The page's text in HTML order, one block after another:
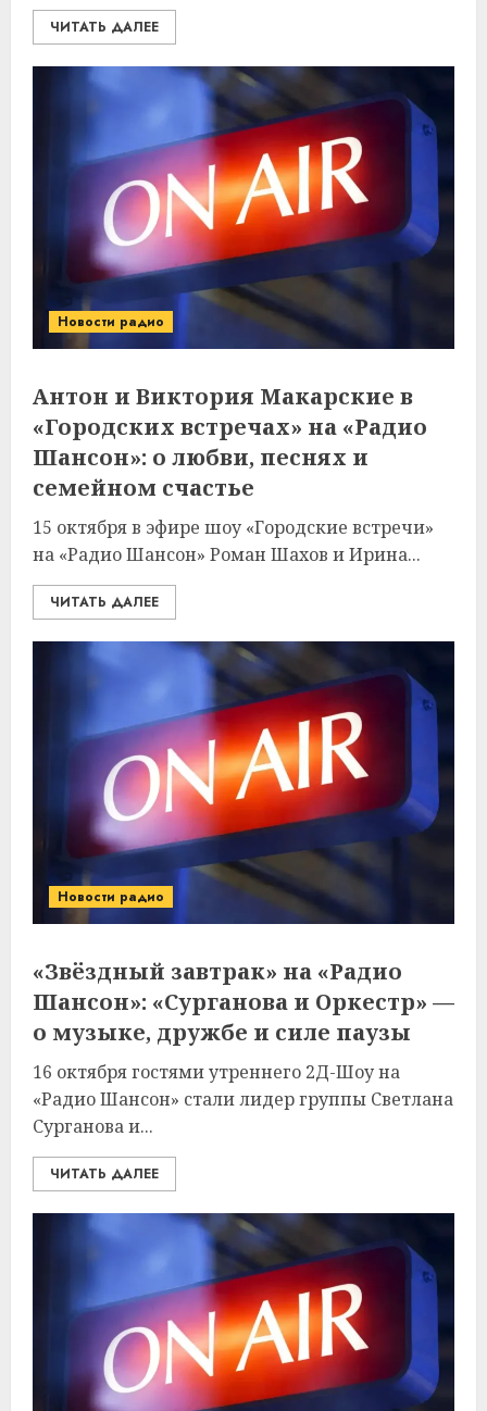
ЧИТАТЬ ДАЛЕЕ
Новости радио
Антон и Виктория Макарские в
«Городских встречах» на «Радио
Шансон»: о любви, песнях и
семейном счастье
15 октября в эфире шоу «Городские встречи»
на «Радио Шансон» Роман Шахов и Ирина...
ЧИТАТЬ ДАЛЕЕ
Новости радио
«Звёздный завтрак» на «Радио
Шансон»: «Сурганова и Оркестр» —
о музыке, дружбе и силе паузы
16 октября гостями утреннего 2Д-Шоу на
«Радио Шансон» стали лидер группы Светлана
Сурганова и...
ЧИТАТЬ ДАЛЕЕ